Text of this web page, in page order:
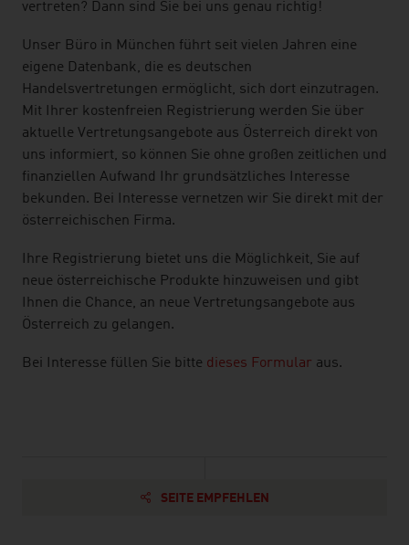
vertreten? Dann sind Sie bei uns genau richtig!
Unser Büro in München führt seit vielen Jahren eine
eigene Datenbank, die es deutschen
Handelsvertretungen ermöglicht, sich dort einzutragen.
Mit Ihrer kostenfreien Registrierung werden Sie über
aktuelle Vertretungsangebote aus Österreich direkt von
uns informiert, so können Sie ohne großen zeitlichen und
finanziellen Aufwand Ihr grundsätzliches Interesse
bekunden. Bei Interesse vernetzen wir Sie direkt mit der
österreichischen Firma.
Ihre Registrierung bietet uns die Möglichkeit, Sie auf
neue österreichische Produkte hinzuweisen und gibt
Ihnen die Chance, an neue Vertretungsangebote aus
Österreich zu gelangen.
Bei Interesse füllen Sie bitte dieses Formular aus.
SEITE EMPFEHLEN